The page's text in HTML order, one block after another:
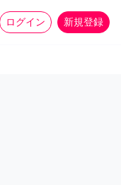
ログイン 新規登録